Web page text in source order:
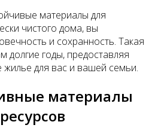
материалы для
чистого дома, вы
и сохранность. Такая
долгие годы, предоставляя
для вас и вашей семьи.
материалы